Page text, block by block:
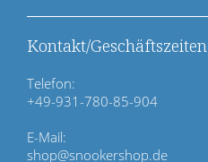
n
ü
b
e
r
p
r
Kontakt/Geschäftszeiten
Telefon:
+49-931-780-85-904
E-Mail:
shop@snookershop.de